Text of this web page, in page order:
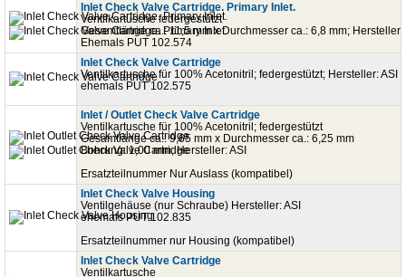
Inlet Check Valve Cartridge. Primary Inlet.
Ventilkartusche federgestützt
Gesamtlänge ca.: 11,5 mm x Durchmesser ca.: 6,8 mm; Hersteller:
Ehemals PUT 102.574
Inlet Check Valve Cartridge
Ventilkartusche für 100% Acetonitril; federgestützt; Hersteller: ASI
ehemals PUT 102.575
Inlet / Outlet Check Valve Cartridge
Ventilkartusche für 100% Acetonitril; federgestützt
Gesamtlänge ca.: 9,65 mm x Durchmesser ca.: 6,25 mm
Bohrung: 1,00 mm; Hersteller: ASI
Ersatzteilnummer Nur Auslass (kompatibel)
Inlet Check Valve Housing
Ventilgehäuse (nur Schraube) Hersteller: ASI
ehemals PUT 102.835
Ersatzteilnummer nur Housing (kompatibel)
Inlet Check Valve Cartridge
Ventilkartusche